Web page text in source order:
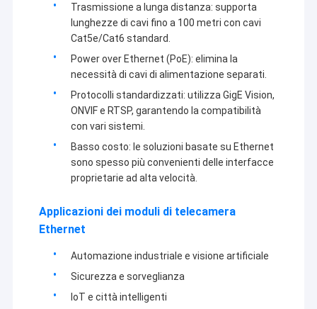
Mostra VR
Chi siamo
Fatory Tour
Controllo di qualità
notizie
Richiedere un preventivo
Moduli della macchina fotografica dell'OEM
Trasmissione a lunga distanza: supporta
lunghezze di cavi fino a 100 metri con cavi
Cat5e/Cat6 standard.
Power over Ethernet (PoE): elimina la
necessità di cavi di alimentazione separati.
Protocolli standardizzati: utilizza GigE Vision,
ONVIF e RTSP, garantendo la compatibilità
con vari sistemi.
Basso costo: le soluzioni basate su Ethernet
sono spesso più convenienti delle interfacce
proprietarie ad alta velocità.
Applicazioni dei moduli di telecamera
Ethernet
Automazione industriale e visione artificiale
Sicurezza e sorveglianza
IoT e città intelligenti
competitivo e la migliore qualità.
Attualmente, i nostri prodotti comprendono nel modulo del
fotografica di MIPI, modulo nella macchina fotografica di DVP,
modulo della macchina fotografica del telefono cellulare, modulo
sicurezza, macchina fotografica dell'automobile e prodotti astuti
della macchina fotografica della cote in molte aree differenti
come VR, l'AR, 3D, AI, il dispositivo portabile, la cuffia avricolare,
biometria, la rappresentazione, visione artificiale, dispositivo
ottico del computer, sicurezza, ecc. Tutto il relativo al prodotto
con il modulo della macchina fotografica,